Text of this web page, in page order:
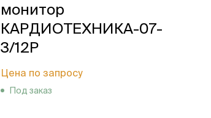
монитор
КАРДИОТЕХНИКА-07-
3/12Р
Цена по запросу
Под заказ